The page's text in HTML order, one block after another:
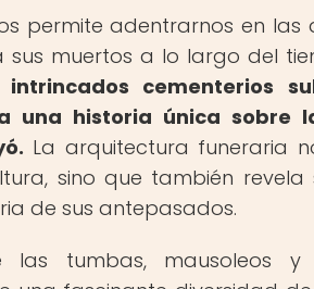
permite adentrarnos en las
muertos a lo largo del
cementerios
una historia única sobre
La arquitectura funeraria
sino que también revela
de sus antepasados.
las tumbas, mausoleos